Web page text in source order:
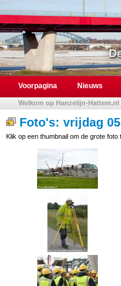
Voorpagina Nieuws
Welkom op Hanzelijn-Hattem.nl
Foto's: vrijdag
Klik op een thumbnail om de grote